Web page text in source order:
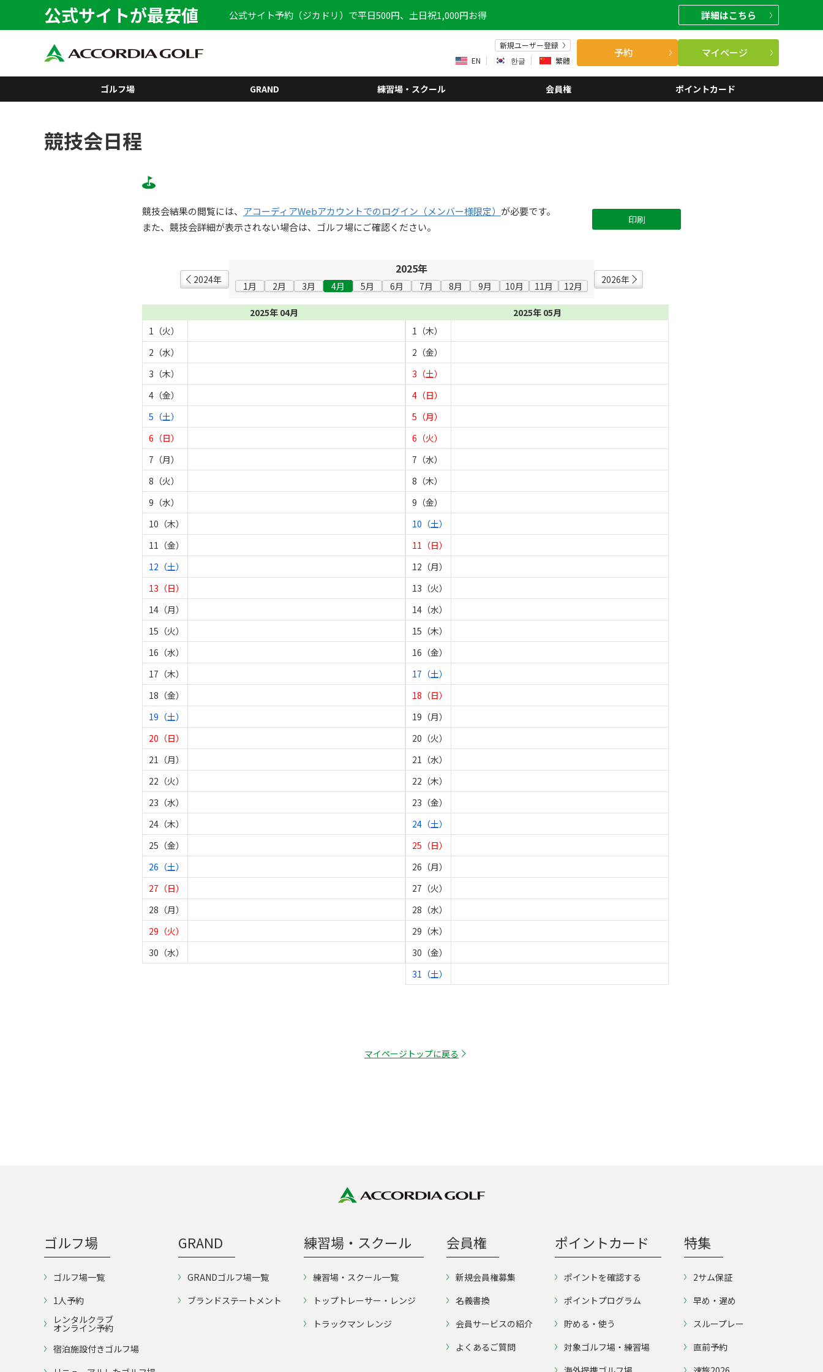
公式サイトが最安値 公式サイト予約（ジカドリ）で平日500円、土日祝1,000円お得 詳細はこちら
新規ユーザー登録
EN
한글 繁體
予約 マイページ
ゴルフ場 GRAND 練習場・スクール 会員権 ポイントカード
競技会日程
競技会結果の閲覧には、 アコーディアWebアカウントでのログイン（メンバー様限定） が必要です。
また、競技会詳細が表示されない場合は、ゴルフ場にご確認ください。
印刷
2024年
2025年
1月 2月 3月 4月 5月 6月 7月 8月 9月 10月 11月 12月
2026年
2025年 04月
1（火）
2（水）
3（木）
4（金）
5（土）
6（日）
7（月）
8（火）
9（水）
10（木）
11（金）
12（土）
13（日）
14（月）
15（火）
16（水）
17（木）
18（金）
19（土）
20（日）
21（月）
22（火）
23（水）
24（木）
25（金）
26（土）
27（日）
28（月）
29（火）
30（水）
2025年 05月
1（木）
2（金）
3（土）
4（日）
5（月）
6（火）
7（水）
8（木）
9（金）
10（土）
11（日）
12（月）
13（火）
14（水）
15（木）
16（金）
17（土）
18（日）
19（月）
20（火）
21（水）
22（木）
23（金）
24（土）
25（日）
26（月）
27（火）
28（水）
29（木）
30（金）
31（土）
マイページトップに戻る
ゴルフ場
ゴルフ場一覧
1人予約
レンタルクラブ
オンライン予約
宿泊施設付きゴルフ場
GRAND
GRANDゴルフ場一覧
ブランドステートメント
練習場・スクール
練習場・スクール一覧
トップトレーサー・レンジ
トラックマン レンジ
会員権
新規会員権募集
名義書換
会員サービスの紹介
よくあるご質問
ポイントカード
ポイントを確認する
ポイントプログラム
貯める・使う
対象ゴルフ場・練習場
特集
2サム保証
早め・遅め
スループレー
直前予約